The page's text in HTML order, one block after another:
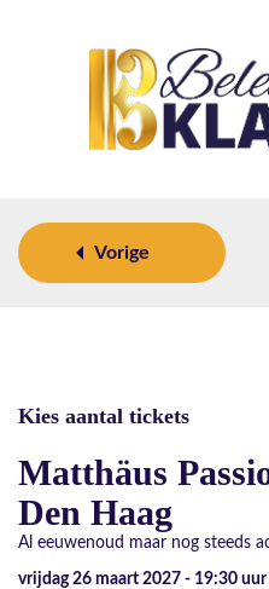
Vorige
Kies aantal tickets
Matthäus
Den Haag
Al eeuwenoud maar nog steeds
vrijdag 26 maart 2027 - 19:30 uur